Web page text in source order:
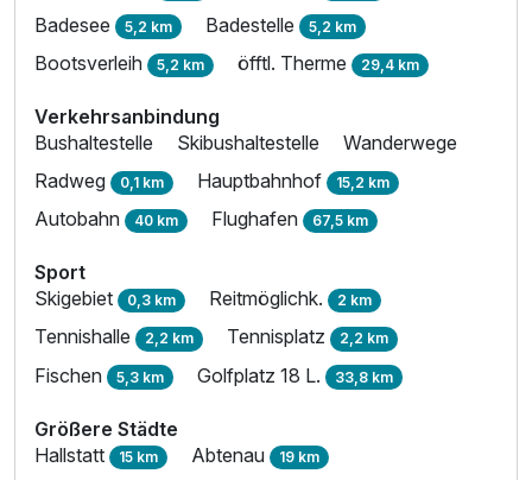
Ausstattung
2 Erwachsene und 2 Kinder
Badesee 5,2 km Badestelle 5,2 km
Bootsverleih 5,2 km öfftl. Therme 29,4 km
Verkehrsanbindung
Bushaltestelle
Skibushaltestelle
Wanderwege
Radweg 0,1 km Hauptbahnhof 15,2 km
Autobahn 40 km Flughafen 67,5 km
Sport
Skigebiet 0,3 km Reitmöglichk. 2 km
Tennishalle 2,2 km Tennisplatz 2,2 km
Fischen 5,3 km Golfplatz 18 L. 33,8 km
Größere Städte
Hallstatt 15 km Abtenau 19 km